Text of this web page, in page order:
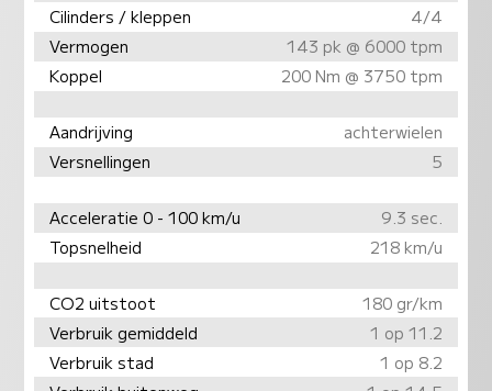
Cilinders / kleppen
4/4
Vermogen
143 pk @ 6000 tpm
Koppel
200 Nm @ 3750 tpm
Aandrijving
achterwielen
Versnellingen
5
Acceleratie 0 - 100 km/u
9.3 sec.
Topsnelheid
218 km/u
CO2 uitstoot
180 gr/km
Verbruik gemiddeld
1 op 11.2
Verbruik stad
1 op 8.2